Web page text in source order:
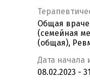
Общая
(семейная
(общая),
Дата начала
08.02.2023 -